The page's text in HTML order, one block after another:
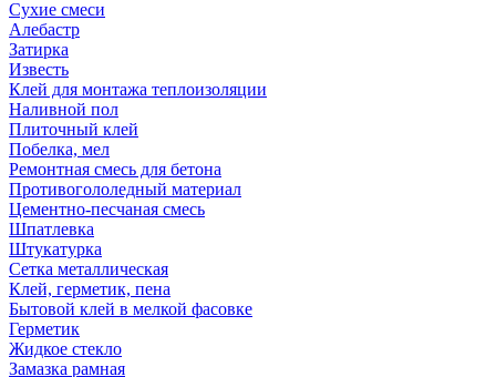
Сухие смеси
Алебастр
Затирка
Известь
Клей для монтажа теплоизоляции
Наливной пол
Плиточный клей
Побелка, мел
Ремонтная смесь для бетона
Противогололедный материал
Цементно-песчаная смесь
Шпатлевка
Штукатурка
Сетка металлическая
Клей, герметик, пена
Бытовой клей в мелкой фасовке
Герметик
Жидкое стекло
Замазка рамная